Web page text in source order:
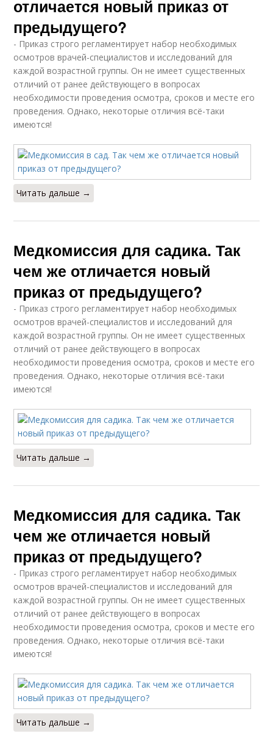
отличается новый приказ от
предыдущего?
- Приказ строго регламентирует набор необходимых
осмотров врачей-специалистов и исследований для
каждой возрастной группы. Он не имеет существенных
отличий от ранее действующего в вопросах
необходимости проведения осмотра, сроков и месте его
проведения. Однако, некоторые отличия всё-таки
имеются!
Читать дальше →
Медкомиссия для садика. Так
чем же отличается новый
приказ от предыдущего?
- Приказ строго регламентирует набор необходимых
осмотров врачей-специалистов и исследований для
каждой возрастной группы. Он не имеет существенных
отличий от ранее действующего в вопросах
необходимости проведения осмотра, сроков и месте его
проведения. Однако, некоторые отличия всё-таки
имеются!
Читать дальше →
Медкомиссия для садика. Так
чем же отличается новый
приказ от предыдущего?
- Приказ строго регламентирует набор необходимых
осмотров врачей-специалистов и исследований для
каждой возрастной группы. Он не имеет существенных
отличий от ранее действующего в вопросах
необходимости проведения осмотра, сроков и месте его
проведения. Однако, некоторые отличия всё-таки
имеются!
Читать дальше →